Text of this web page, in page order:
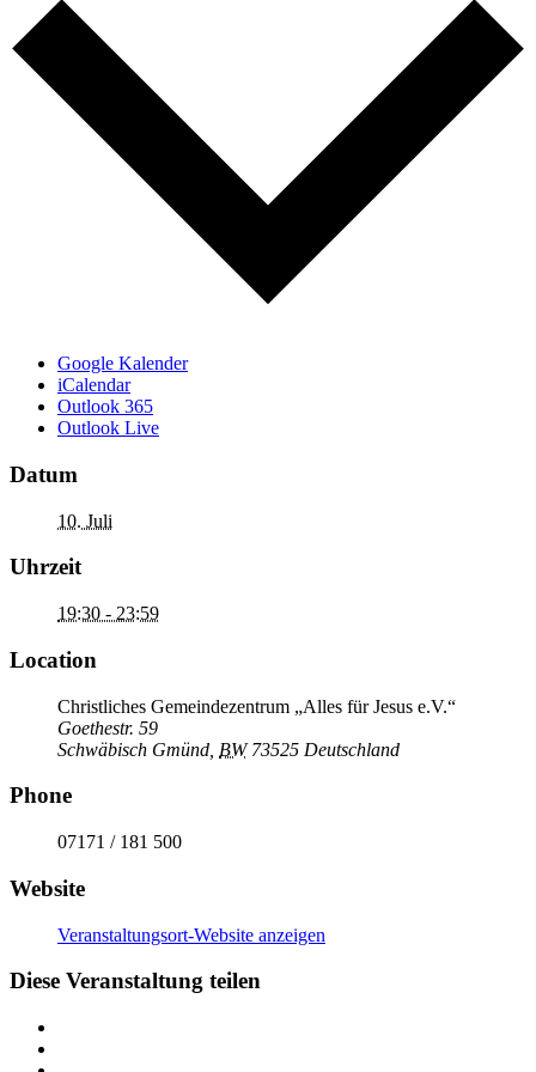
Google Kalender
iCalendar
Outlook 365
Outlook Live
Datum
10. Juli
Uhrzeit
19:30 - 23:59
Location
Christliches Gemeindezentrum „Alles für Jesus e.V.“
Goethestr. 59
Schwäbisch Gmünd BW 73525 Deutschland
Phone
07171 / 181 500
Website
Veranstaltungsort-Website anzeigen
Diese Veranstaltung teilen